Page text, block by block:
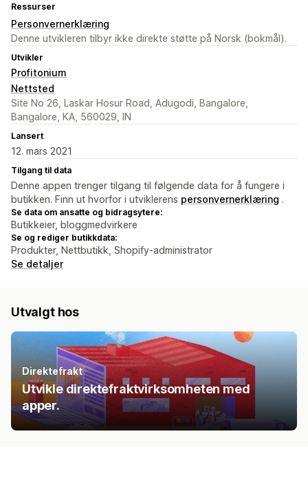
Ressurser
Personvernerklæring
Denne utvikleren tilbyr ikke direkte støtte på Norsk (bokmål).
Utvikler
Profitonium
Nettsted
Site No 26, Laskar Hosur Road, Adugodi, Bangalore,
Bangalore, KA, 560029, IN
Lansert
12. mars 2021
Tilgang til data
Denne appen trenger tilgang til følgende data for å fungere i
butikken. Finn ut hvorfor i utviklerens personvernerklæring .
Se data om ansatte og bidragsytere:
Butikkeier, bloggmedvirkere
Se og rediger butikkdata:
Produkter, Nettbutikk, Shopify-administrator
Se detaljer
Utvalgt hos
Direktefrakt
Utvikle direktefraktvirksomheten med
apper.